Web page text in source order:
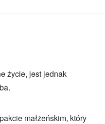
życie, jest jednak
małżeńskim, który